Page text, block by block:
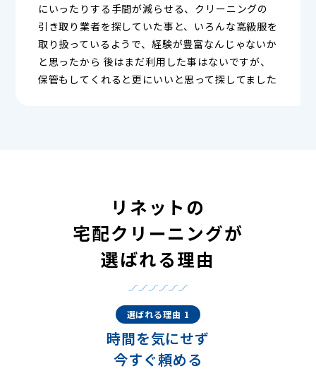
にいったりする手間が減らせる、クリーニングの
引き取り業者を探していた事と、いろんな高級服を
取り扱っているようで、経験が豊富なんじゃないか
と思ったから 後はまだ利用した事はないですが、
保管もしてくれると更にいいと思って探してました
リネットの
宅配クリーニングが
選ばれる理由
選ばれる理由 1
時間を気にせず
今すぐ頼める